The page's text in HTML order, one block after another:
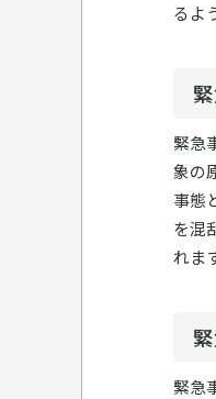
るよ
緊急
象の
事態
を混
れま
緊急